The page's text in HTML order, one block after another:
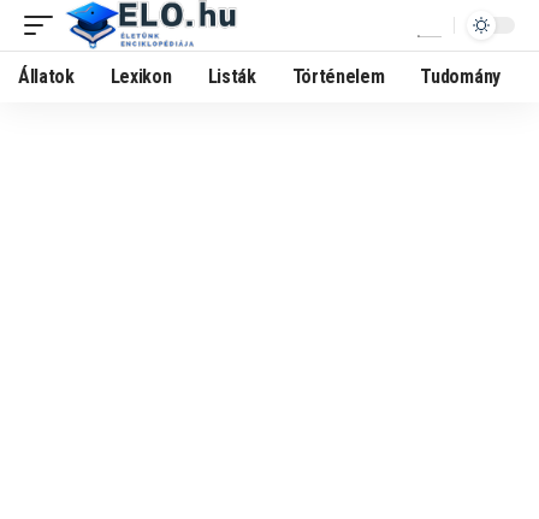
Állatok Lexikon Listák Történelem Tudomány